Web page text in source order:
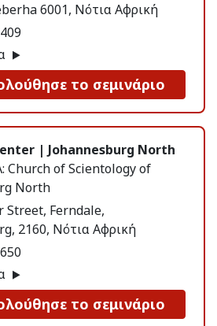
6001, Νότια Αφρική
το σεμινάριο
| Johannesburg North
Church of Scientology of
North
Street, Ferndale,
2160, Νότια Αφρική
το σεμινάριο